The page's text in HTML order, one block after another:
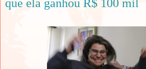
que ela ganhou R$ 100 mil